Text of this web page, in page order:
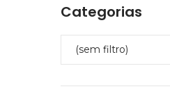
Categorias
(sem filtro)